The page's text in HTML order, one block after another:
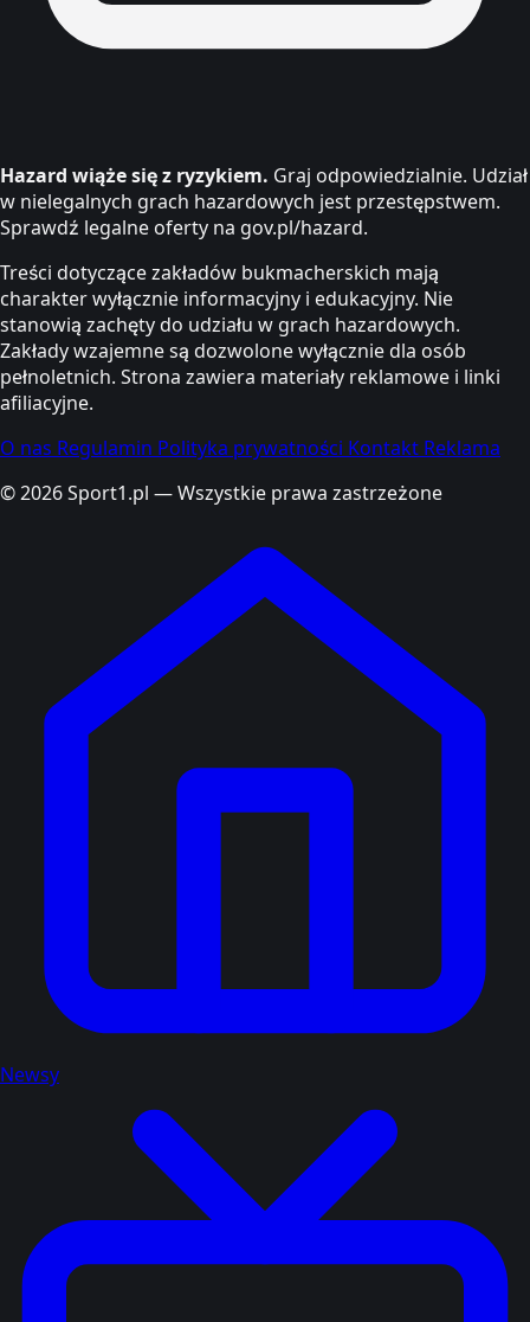
Hazard wiąże się z ryzykiem. Graj odpowiedzialnie. Udział
w nielegalnych grach hazardowych jest przestępstwem.
Sprawdź legalne oferty na gov.pl/hazard.
Treści dotyczące zakładów bukmacherskich mają
charakter wyłącznie informacyjny i edukacyjny. Nie
stanowią zachęty do udziału w grach hazardowych.
Zakłady wzajemne są dozwolone wyłącznie dla osób
pełnoletnich. Strona zawiera materiały reklamowe i linki
afiliacyjne.
O nas Regulamin Polityka prywatności Kontakt Reklama
© 2026 Sport1.pl — Wszystkie prawa zastrzeżone
Newsy